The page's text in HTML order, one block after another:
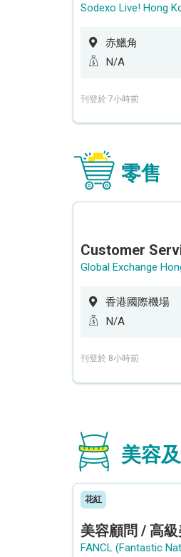
Sodexo Live! Hong
赤鱲角
N/A
刊登於 7小時前
零售
香港國際機場
N/A
刊登於 8小時前
美容
花紅